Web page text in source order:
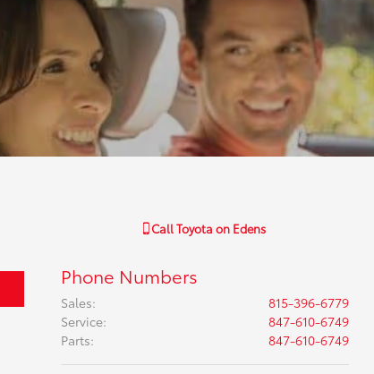
CallToyota on Edens
Phone Numbers
Sales:
815-396-6779
Service:
847-610-6749
Parts: 847-610-6749